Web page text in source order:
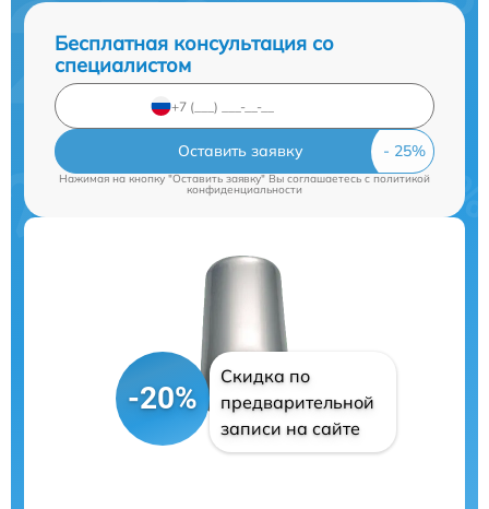
Бесплатная консультация со
специалистом
Оставить заявку
Нажимая на кнопку "Оставить заявку" Вы соглашаетесь cполитикой
конфиденциальности
-20%
Скидка по
предварительной
записи на сайте